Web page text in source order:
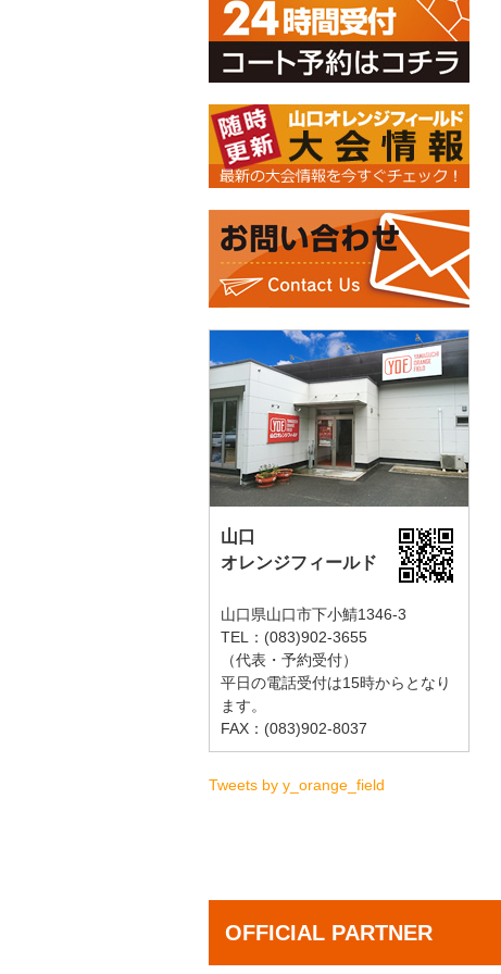
山口
オレンジフィールド
山口県山口市下小鯖1346-3
TEL：(083)902-3655
（代表・予約受付）
平日の電話受付は15時からとなり
ます。
FAX：(083)902-8037
Tweets by y_orange_field
OFFICIAL PARTNER